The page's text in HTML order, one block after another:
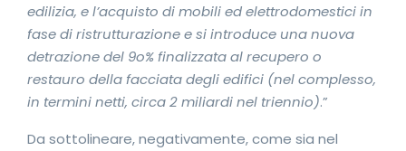
edilizia, e l’acquisto di mobili ed elettrodomestici in
fase di ristrutturazione e si introduce una nuova
detrazione del 9o% finalizzata al recupero o
restauro della facciata degli edifici (nel complesso,
in termini netti, circa 2 miliardi nel triennio).”
Da sottolineare, negativamente, come sia nel